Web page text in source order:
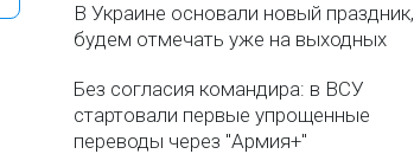
В Украине основали новый праздник,
будем отмечать уже на выходных
Без согласия командира: в ВСУ
стартовали первые упрощенные
переводы через "Армия+"